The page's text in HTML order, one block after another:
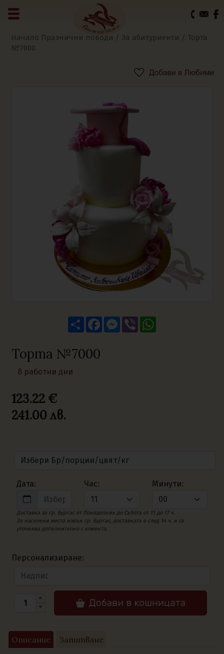
0
Начало Празнични поводи / За абитуриенти / Торта
№7000
ShareFacebookMessenger
Viber
Торта №7000
8 работни дни
123.22 €
241.00 лв.
Дата: Час: Минути:
Доставка за гр. Бургас от Понеделник до Събота от 11 до 17 ч.
За населени места извън гр. Бургас, доставката е след 14 ч. и се
уточнява допълнително с клиента.
Персонализиране:
Описание Запитване